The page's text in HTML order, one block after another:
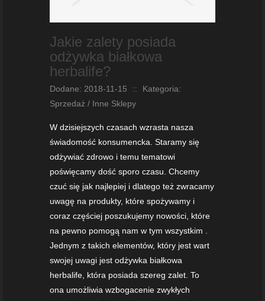
Jakie zalety posiada
odżywka białkowa
herbalife?
Dodane: 2018-11-15 ::
Kategoria:
Sprzedaż / Inne Sklepy
W dzisiejszych czasach wzrasta nasza
świadomość konsumencka. Staramy się
odżywiać zdrowo i temu tematowi
poświęcamy dość sporo czasu. Chcemy
czuć się jak najlepiej i dlatego też zwracamy
uwagę na produkty, które spożywamy i
coraz częściej poszukujemy nowości, które
na pewno pomogą nam w tym wszystkim .
Jednym z takich elementów, który jest wart
swojej uwagi jest odżywka białkowa
herbalife, która posiada szereg zalet. To
ona umożliwia wzbogacenie zwykłych